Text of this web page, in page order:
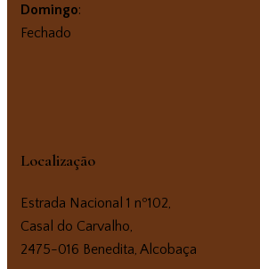
Domingo:
Fechado
Localização
Estrada Nacional 1 nº102,
Casal do Carvalho,
2475-016 Benedita, Alcobaça